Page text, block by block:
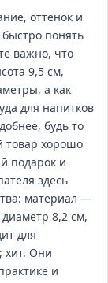
оттенок и
понять
важно, что
9,5 см,
а как
для напитков
будь то
товар хорошо
подарок и
здесь
материал —
8,2 см,
для
хит. Они
и